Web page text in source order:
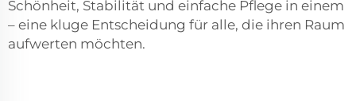
Schönheit, Stabilität und einfache Pflege in einem
– eine kluge Entscheidung für alle, die ihren Raum
aufwerten möchten.